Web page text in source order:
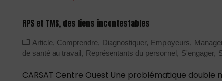
RPS et TMS, des liens incontestables
Article Comprendre Diagnostiquer Employeurs
de santé au travail
Représentants du personnel S'engager
CARSAT Centre Ouest Une problématique double